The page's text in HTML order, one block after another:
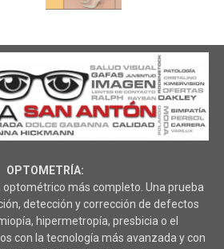
OPTOMETRÍA:
optométrico más completo. Una prueba
detección y corrección de defectos
hipermetropía, presbicia o el
con la tecnología más avanzada y con